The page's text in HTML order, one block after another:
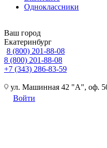
Одноклассники
Ваш город
Екатеринбург
8 (800) 201-88-08
8 (800) 201-88-08
+7 (343) 286-83-59
ул. Машинная 42 "А", оф.
Войти